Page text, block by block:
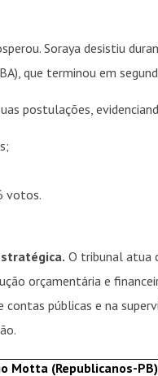
Soraya desistiu
que terminou em
postulações,
votos.
O tribunal atua
orçamentária e
públicas e na
Motta (Republicanos-PB)